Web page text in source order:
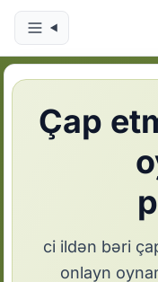
Çap
2005-ci ildən
onlayn